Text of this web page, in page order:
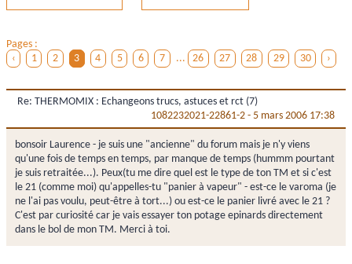
Pages :
‹
1 2 3 4 5 6 7 ... 26 27 28 29 30 ›
Re: THERMOMIX : Echangeons trucs, astuces et rct (7)
1082232021-22861-2 - 5 mars 2006 17:38
bonsoir Laurence - je suis une "ancienne" du forum mais je n'y viens
qu'une fois de temps en temps, par manque de temps (hummm pourtant
je suis retraitée...). Peux(tu me dire quel est le type de ton TM et si c'est
le 21 (comme moi) qu'appelles-tu "panier à vapeur" - est-ce le varoma (je
ne l'ai pas voulu, peut-être à tort...) ou est-ce le panier livré avec le 21 ?
C'est par curiosité car je vais essayer ton potage epinards directement
dans le bol de mon TM. Merci à toi.